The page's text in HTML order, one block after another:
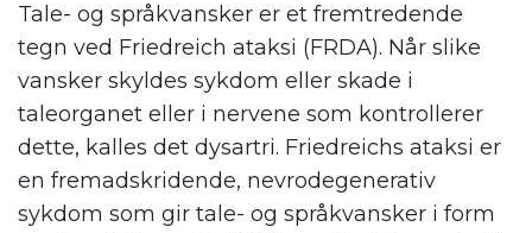
Tale- og språkvansker er et fremtredende
tegn ved Friedreich ataksi (FRDA). Når slike
vansker skyldes sykdom eller skade i
taleorganet eller i nervene som kontrollerer
dette, kalles det dysartri. Friedreichs ataksi er
en fremadskridende, nevrodegenerativ
sykdom som gir tale- og språkvansker i form